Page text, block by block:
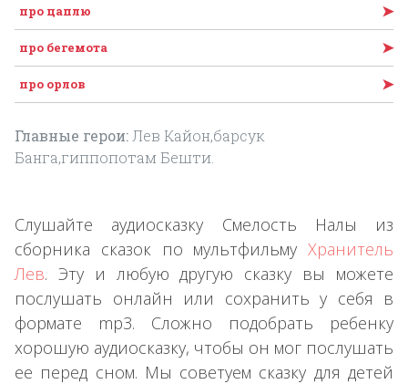
про цаплю ➤
про бегемота ➤
про орлов ➤
Главные герои: Лев Кайон,барсук
Банга,гиппопотам Бешти.
Слушайте аудиосказку Смелость Налы из
сборника сказок по мультфильму Хранитель
Лев. Эту и любую другую сказку вы можете
послушать онлайн или сохранить у себя в
формате mp3. Сложно подобрать ребенку
хорошую аудиосказку, чтобы он мог послушать
ее перед сном. Мы советуем сказку для детей